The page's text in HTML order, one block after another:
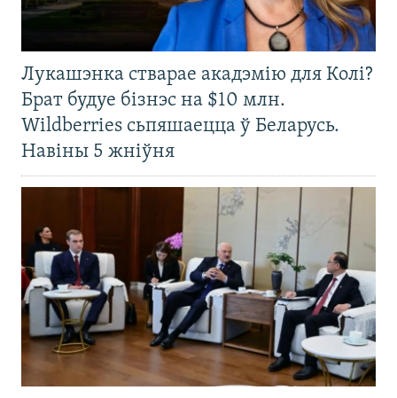
Лукашэнка стварае акадэмію для Колі?
Брат будуе бізнэс на $10 млн.
Wildberries сьпяшаецца ў Беларусь.
Навіны 5 жніўня